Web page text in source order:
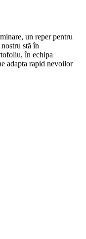
un reper pentru
stă în
în echipa
adapta rapid nevoilor